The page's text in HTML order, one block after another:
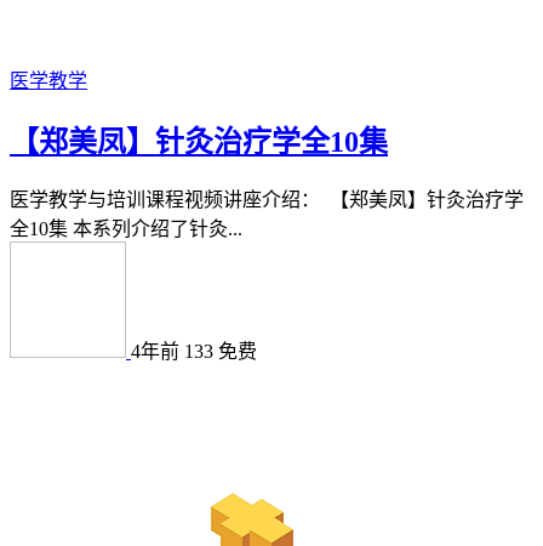
医学教学
【郑美凤】针灸治疗学全10集
医学教学与培训课程视频讲座介绍： 【郑美凤】针灸治疗学
全10集 本系列介绍了针灸...
4年前 133 免费